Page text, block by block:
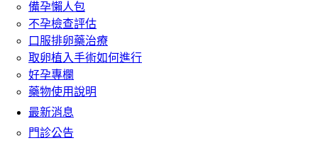
備孕懶人包
不孕檢查評估
口服排卵藥治療
取卵植入手術如何進行
好孕專欄
藥物使用說明
最新消息
門診公告